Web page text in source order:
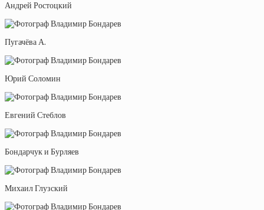
Андрей Ростоцкий
Пугачёва А.
Юрий Соломин
Евгений Стеблов
Бондарчук и Бурляев
Михаил Глузский